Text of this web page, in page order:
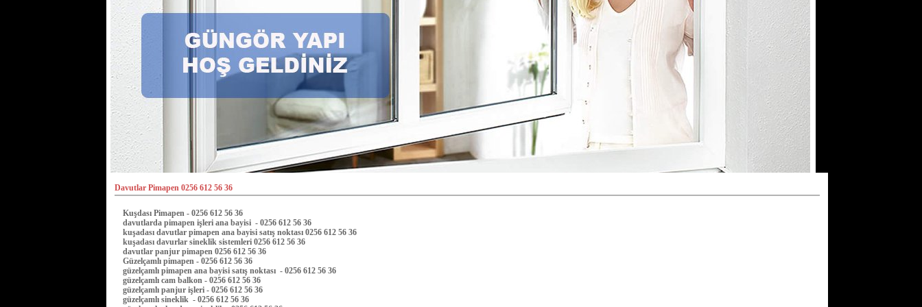
Davutlar Pimapen 0256 612 56 36
Kuşdası Pimapen - 0256 612 56 36
davutlarda pimapen işleri ana bayisi - 0256 612 56 36
kuşadası davutlar pimapen ana bayisi satış noktası 0256 612 56 36
kuşadası davurlar sineklik sistemleri 0256 612 56 36
davutlar panjur pimapen 0256 612 56 36
Güzelçamlı pimapen - 0256 612 56 36
güzelçamlı pimapen ana bayisi satış noktası - 0256 612 56 36
güzelçamlı cam balkon - 0256 612 56 36
güzelçamlı panjur işleri - 0256 612 56 36
güzelçamlı sineklik - 0256 612 56 36